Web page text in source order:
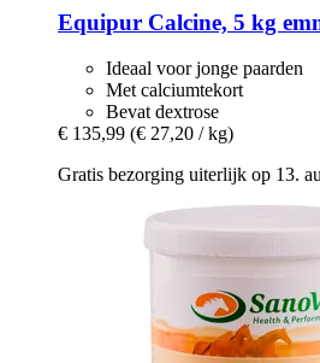
Equipur Calcine, 5 kg
Ideaal voor jonge paarden
Met calciumtekort
Bevat dextrose
€ 135,99 (€ 27,20 / kg)
Gratis bezorging uiterlijk op 13.